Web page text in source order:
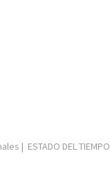
| ESTADO DEL TIEMPO